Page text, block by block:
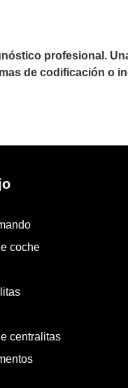
profesional.
de codificación o
coche
centralitas